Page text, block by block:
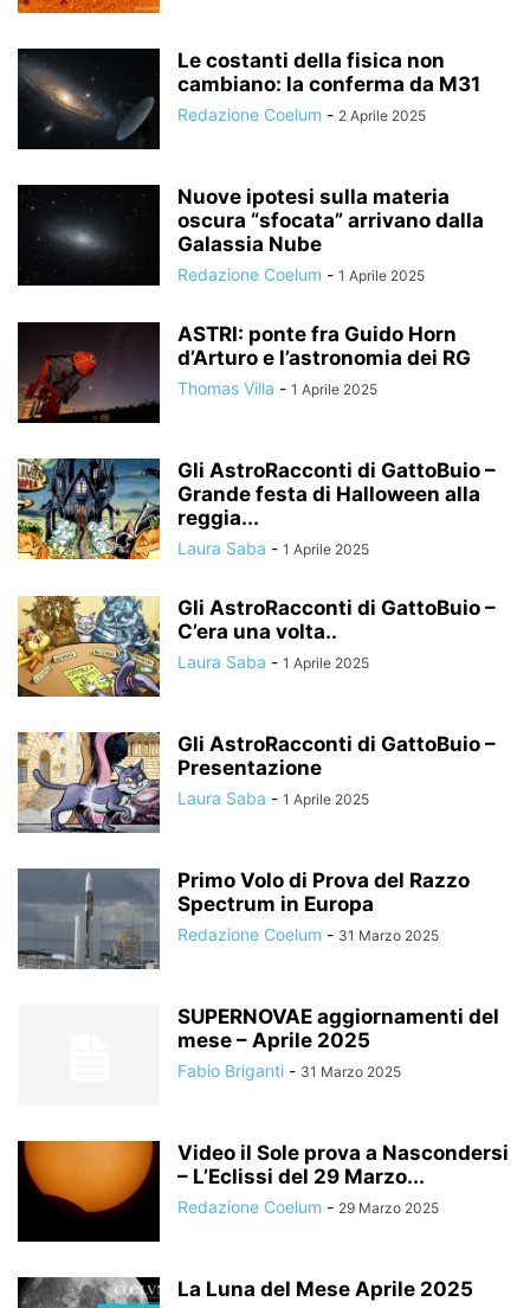
Le costanti della fisica non
cambiano: la conferma da M31
Redazione Coelum - 2 Aprile 2025
Nuove ipotesi sulla materia
oscura “sfocata” arrivano dalla
Galassia Nube
Redazione Coelum - 1 Aprile 2025
ASTRI: ponte fra Guido Horn
d’Arturo e l’astronomia dei RG
Thomas Villa - 1 Aprile 2025
Gli AstroRacconti di GattoBuio –
Grande festa di Halloween alla
reggia...
Laura Saba - 1 Aprile 2025
Gli AstroRacconti di GattoBuio –
C’era una volta..
Laura Saba - 1 Aprile 2025
Gli AstroRacconti di GattoBuio –
Presentazione
Laura Saba - 1 Aprile 2025
Primo Volo di Prova del Razzo
Spectrum in Europa
Redazione Coelum - 31 Marzo 2025
SUPERNOVAE aggiornamenti del
mese – Aprile 2025
Fabio Briganti - 31 Marzo 2025
Video il Sole prova a Nascondersi
– L’Eclissi del 29 Marzo...
Redazione Coelum - 29 Marzo 2025
La Luna del Mese Aprile 2025